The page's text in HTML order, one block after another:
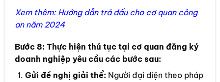
Xem thêm: Hướng dẫn trả dấu cho cơ quan công
an năm 2024
Bước 8: Thực hiện thủ tục tại cơ quan đăng ký
doanh nghiệp yêu cầu các bước sau:
Gửi đề nghị giải thể: Người đại diện theo pháp